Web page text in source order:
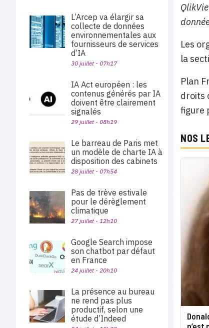
Les
la
Plan
droits
figure
NOS
n’est
L’Arcep va élargir sa
collecte de données
environnementales aux
fournisseurs de services
d’IA
30 juillet - 07h17
IA Act européen : les
contenus générés par IA
doivent être clairement
signalés
29 juillet - 08h19
Le barreau de Paris met
un modèle de charte IA à
disposition des cabinets
28 juillet - 07h54
Pas de trève estivale
pour le dérèglement
climatique
27 juillet - 12h10
Google Search impose
son chatbot par défaut
en France
24 juillet - 20h10
La présence au bureau
ne rend pas plus
productif, selon une
étude d’Indeed